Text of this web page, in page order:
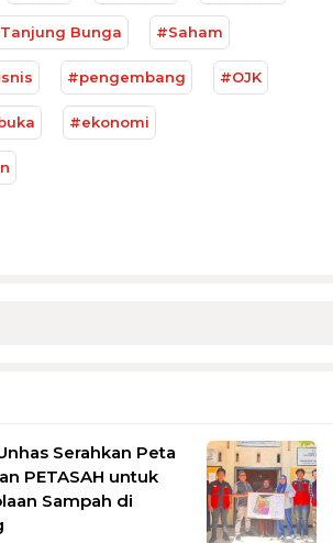
Bunga #Saham
#pengembang #OJK
#ekonomi
Serahkan Peta
PETASAH untuk
Sampah di